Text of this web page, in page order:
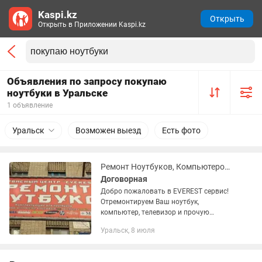
Объявления по запросу покупаю
ноутбуки в Уральске
1 объявление
Уральск Возможен выезд Есть фото
Ремонт Ноутбуков, Компьютеров, Телевизоров
Договорная
Добро пожаловать в EVEREST сервис!
Отремонтируем Ваш ноутбук,
компьютер, телевизор и прочую
11 Установка Microsoft Office Сброс
Уральск, 8 июля
Kaspi.kz
Открыть в Приложении Kaspi.kz
Открыть